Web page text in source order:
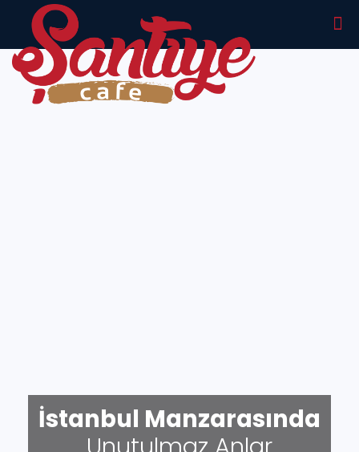
İstanbul Manzarasında